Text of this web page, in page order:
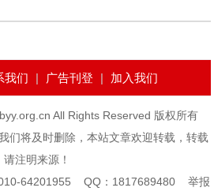
我们 | 广告刊登 | 加入我们
All Rights Reserved 版权所有
们将及时删除，本站文章欢迎转载，转载
请注明来源！
010-64201955 QQ：1817689480 举报